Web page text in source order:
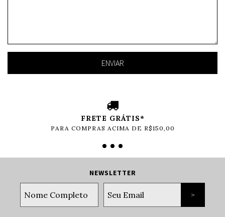
FRETE GRÁTIS*
PARA COMPRAS ACIMA DE R$150,00
NEWSLETTER